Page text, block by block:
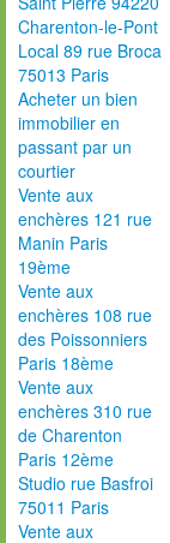
Charenton-le-Pont
Local 89 rue Broca
75013 Paris
Acheter un bien
immobilier en
passant par un
courtier
Vente aux
enchères 121 rue
Manin Paris
19ème
Vente aux
enchères 108 rue
des Poissonniers
Paris 18ème
Vente aux
enchères 310 rue
de Charenton
Paris 12ème
Studio rue Basfroi
75011 Paris
Vente aux